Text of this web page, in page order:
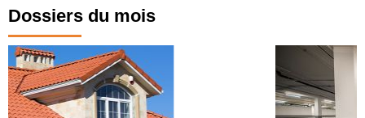
Dossiers du mois